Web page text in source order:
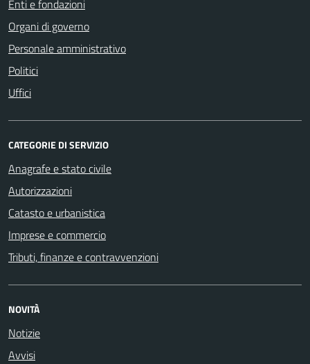
Enti e fondazioni
Organi di governo
Personale amministrativo
Politici
Uffici
CATEGORIE DI SERVIZIO
Anagrafe e stato civile
Autorizzazioni
Catasto e urbanistica
Imprese e commercio
Tributi, finanze e contravvenzioni
NOVITÀ
Notizie
Avvisi